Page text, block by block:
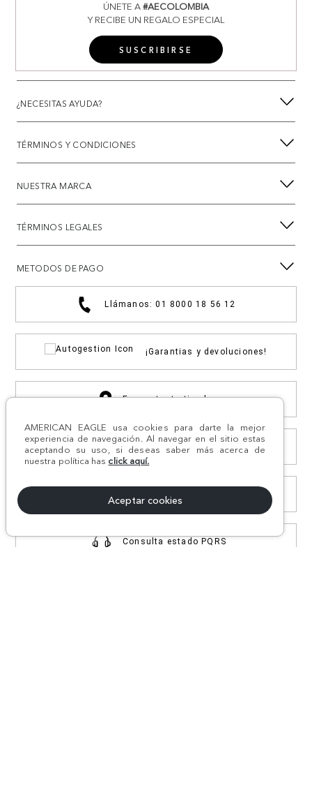
AMERICAN EAGLE usa cookies para darte la mejor
experiencia de navegación. Al navegar en el sitio estas
aceptando su uso, si deseas saber más acerca de
nuestra política has click aquí.
Aceptar cookies
ÚNETE A#AECOLOMBIA
Y RECIBE UN REGALO ESPECIAL
SUSCRIBIRSE
¿NECESITAS AYUDA?
TÉRMINOS Y CONDICIONES
NUESTRA MARCA
TÉRMINOS LEGALES
METODOS DE PAGO
Llámanos: 01 8000 18 56 12
¡Garantias y devoluciones!
Encuentra tu tienda
Compra por WhatsApp
Otras solicitudes
Consulta estado PQRS